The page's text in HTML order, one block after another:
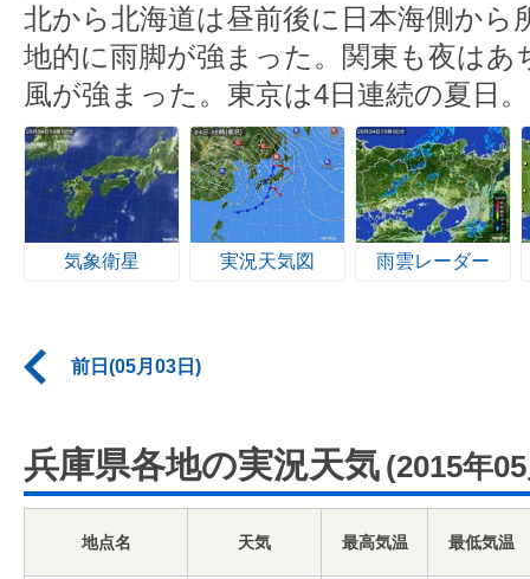
北から北海道は昼前後に日本海側から
地的に雨脚が強まった。関東も夜は
風が強まった。東京は4日連続の夏日。
気象衛星 実況天気図 雨雲レーダー
前日(05月03日)
兵庫県各地の実況天気 (2015年
地点名 天気 最高気温 最低気温